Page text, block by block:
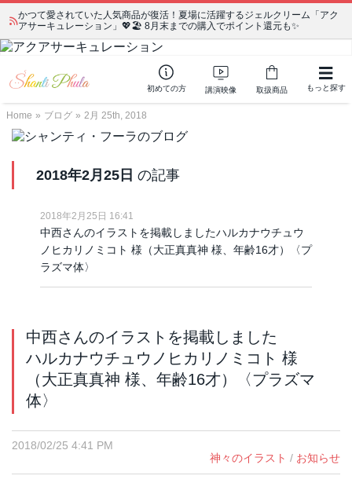
かつて愛されていた人気商品が復活！夏場に活躍するジェルクリーム「アク
アサーキュレーション」💖🏖️ 8月末までの購入でポイント還元も✨
初めての方 講演映像 取扱商品 もっと探す
Home » ブログ » 2月 25th, 2018
2018年2月25日 の記事
2018年2月25日 16:41
中西さんのイラストを掲載しましたハルカナウチュウ
ノヒカリノミコト 様（大正真真神 様、年齢16才）〈プ
ラズマ体〉
中西さんのイラストを掲載しました
ハルカナウチュウノヒカリノミコト 様
（大正真真神 様、年齢16才）〈プラズマ
体〉
2018/02/25 4:41 PM
神々のイラスト / お知らせ